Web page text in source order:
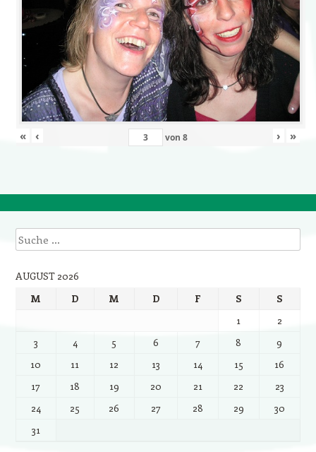
« ‹ von 8 › »
Suche
AUGUST 2026
M
D M D F S
S
1
2
3
4 5 6 7 8
9
10
11 12 13 14 15
16
17
18 19 20 21 22
23
24
25 26 27 28 29
30
31